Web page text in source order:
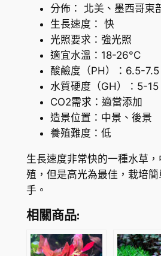
分佈： 北美、墨西哥東
生長速度： 快
光照要求：強光照
適宜水溫：18-26°C
酸鹼度（PH）：6.5-7.5
水質硬度（GH）：5-15
CO2需求：適當添加
造景位置：中景、後景
養殖難度：低
生長速度非常快的一種水草
殖，但是高光為最佳，栽培
手。
相關商品: